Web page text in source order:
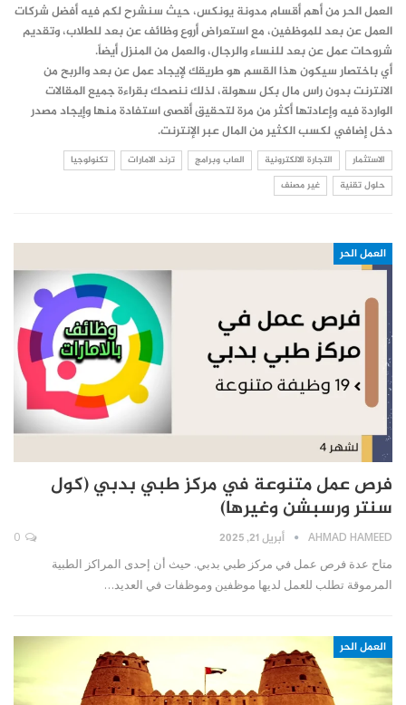
العمل الحر من أهم أقسام مدونة يونكس، حيث سنشرح لكم فيه أفضل شركات
العمل عن بعد للموظفين، مع استعراض أروع وظائف عن بعد للطلاب، وتقديم
شروحات عمل عن بعد للنساء والرجال، والعمل من المنزل أيضاً.
أي باختصار سيكون هذا القسم هو طريقك لإيجاد عمل عن بعد والربح من
الانترنت بدون راس مال بكل سهولة، لذلك ننصحك بقراءة جميع المقالات
الواردة فيه وإعادتها أكثر من مرة لتحقيق أقصى استفادة منها وإيجاد مصدر
دخل إضافي لكسب الكثير من المال عبر الإنترنت.
الاستثمار التجارة الالكترونية العاب وبرامج ترند الامارات
تكنولوجيا
حلول تقنية
غير مصنف
العمل الحر
فرص عمل متنوعة في مركز طبي بدبي (كول
سنتر ورسبشن وغيرها)
AHMAD HAMEED أبريل 21, 2025
متاح عدة فرص عمل في مركز طبي بدبي. حيث أن إحدى المراكز الطبية
المرموقة تطلب للعمل لديها موظفين وموظفات في العديد…
العمل الحر